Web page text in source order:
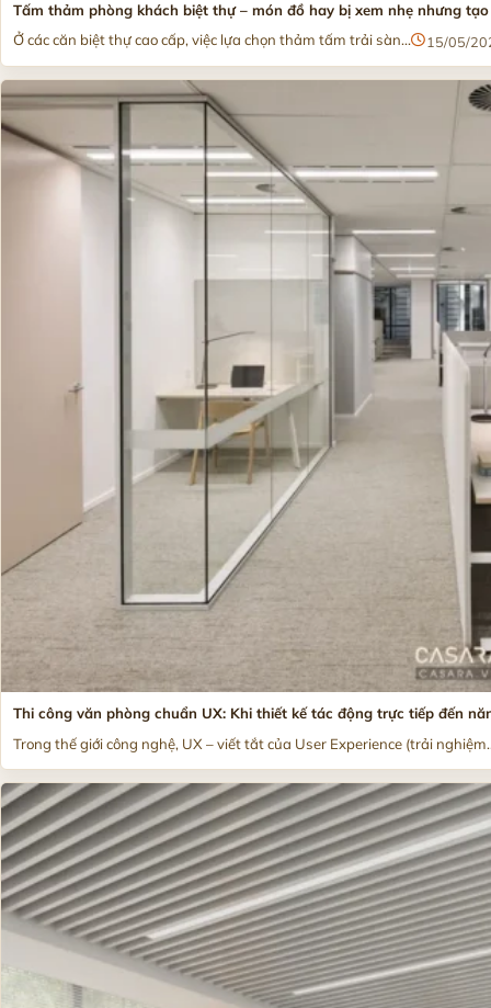
Tấm thảm phòng khách biệt thự – món đồ hay bị xem nhẹ nhưng
Ở các căn biệt thự cao cấp, việc lựa chọn thảm tấm trải sàn...
15/05/
Thi công văn phòng chuẩn UX: Khi thiết kế tác động trực tiếp đến
Trong thế giới công nghệ, UX – viết tắt của User Experience (trải